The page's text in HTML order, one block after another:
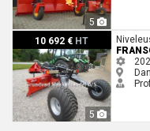
5
10 692 € HT
5
Fransgard GT-300AUS Super